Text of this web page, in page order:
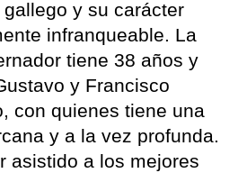
y su carácter
infranqueable. La
tiene 38 años y
y Francisco
con quienes tiene una
y a la vez profunda.
asistido a los mejores